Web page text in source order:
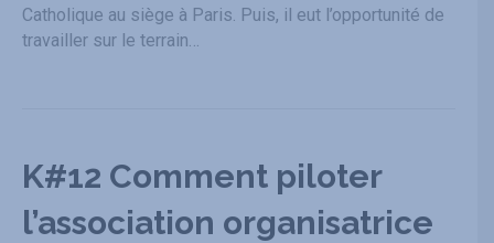
Catholique au siège à Paris. Puis, il eut l’opportunité de
travailler sur le terrain…
K#12 Comment piloter
l’association organisatrice